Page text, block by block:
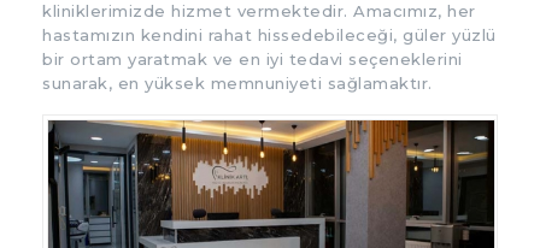
İLETIŞIM
kliniklerimizde hizmet vermektedir. Amacımız, her
hastamızın kendini rahat hissedebileceği, güler yüzlü
bir ortam yaratmak ve en iyi tedavi seçeneklerini
sunarak, en yüksek memnuniyeti sağlamaktır.